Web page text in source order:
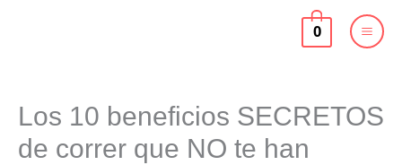
0
Los 10 beneficios SECRETOS
de correr que NO te han